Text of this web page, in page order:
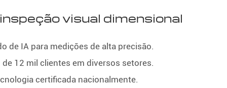
visual dimensional
de IA para medições de alta precisão.
12 mil clientes em diversos setores.
certificada nacionalmente.